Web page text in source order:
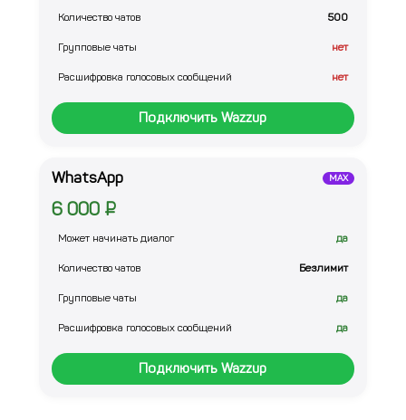
Количество чатов 500
Групповые чаты нет
Расшифровка голосовых сообщений нет
Подключить Wazzup
WhatsApp MAX
6 000 ₽
Может начинать диалог да
Количество чатов Безлимит
Групповые чаты да
Расшифровка голосовых сообщений да
Подключить Wazzup